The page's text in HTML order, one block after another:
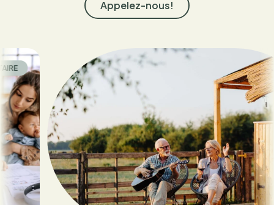
Appelez-nous!